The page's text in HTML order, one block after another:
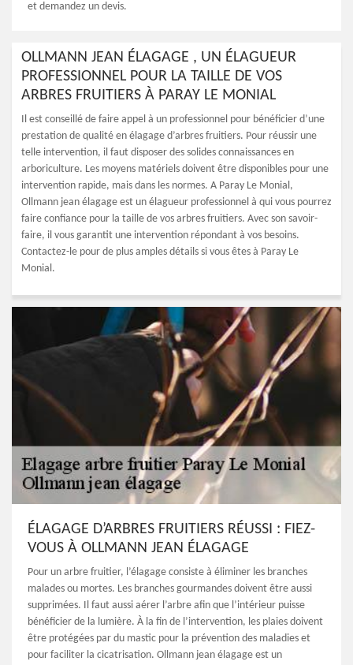
et demandez un devis.
OLLMANN JEAN ÉLAGAGE , UN ÉLAGUEUR
PROFESSIONNEL POUR LA TAILLE DE VOS
ARBRES FRUITIERS À PARAY LE MONIAL
Il est conseillé de faire appel à un professionnel pour bénéficier d’une
prestation de qualité en élagage d’arbres fruitiers. Pour réussir une
telle intervention, il faut disposer des solides connaissances en
arboriculture. Les moyens matériels doivent être disponibles pour une
intervention rapide, mais dans les normes. A Paray Le Monial,
Ollmann jean élagage est un élagueur professionnel à qui vous pourrez
faire confiance pour la taille de vos arbres fruitiers. Avec son savoir-
faire, il vous garantit une intervention répondant à vos besoins.
Contactez-le pour de plus amples détails si vous êtes à Paray Le
Monial.
ÉLAGAGE D’ARBRES FRUITIERS RÉUSSI : FIEZ-
VOUS À OLLMANN JEAN ÉLAGAGE
Pour un arbre fruitier, l’élagage consiste à éliminer les branches
malades ou mortes. Les branches gourmandes doivent être aussi
supprimées. Il faut aussi aérer l’arbre afin que l’intérieur puisse
bénéficier de la lumière. À la fin de l’intervention, les plaies doivent
être protégées par du mastic pour la prévention des maladies et
pour faciliter la cicatrisation. Ollmann jean élagage est un